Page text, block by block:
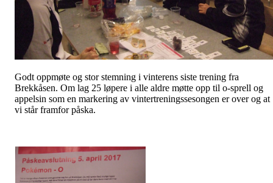
Godt oppmøte og stor stemning i vinterens siste trening fra
Brekkåsen. Om lag 25 løpere i alle aldre møtte opp til o-sprell og
appelsin som en markering av vintertreningssesongen er over og at
vi står framfor påska.